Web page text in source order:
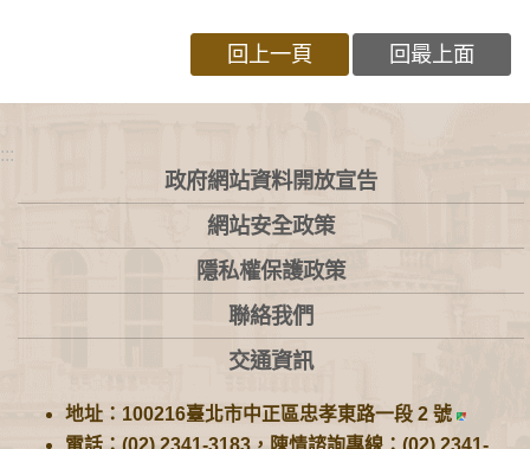
回上一頁 回最上面
:::
政府網站資料開放宣告
網站安全政策
隱私權保護政策
聯絡我們
交通資訊
地址：100216臺北市中正區忠孝東路一段 2 號